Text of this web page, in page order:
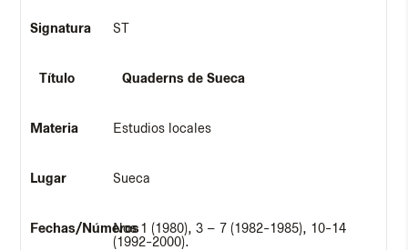
ST
Quaderns de Sueca
Estudios locales
Sueca
Nos 1 (1980), 3 – 7 (1982-1985), 10-14
(1992-2000).